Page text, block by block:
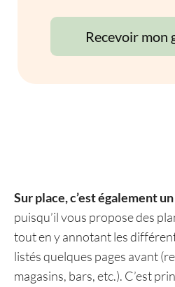
Sur place, c’est également
puisqu’il vous propose des
tout en y annotant les
listés quelques pages avant
magasins, bars, etc.). C’est